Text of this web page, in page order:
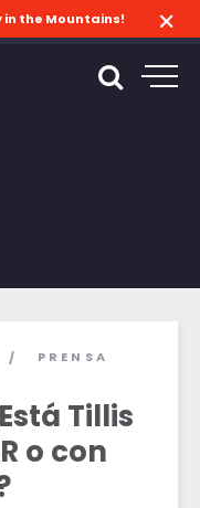
in the Mountains!
/ PRENSA
Tillis
o con